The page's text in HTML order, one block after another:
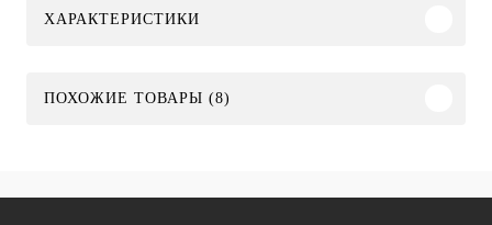
ХАРАКТЕРИСТИКИ
ПОХОЖИЕ ТОВАРЫ (8)